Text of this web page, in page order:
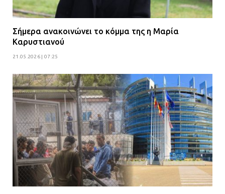
Σήμερα ανακοινώνει το κόμμα της η Μαρία
Καρυστιανού
21.05.2026 | 07:25